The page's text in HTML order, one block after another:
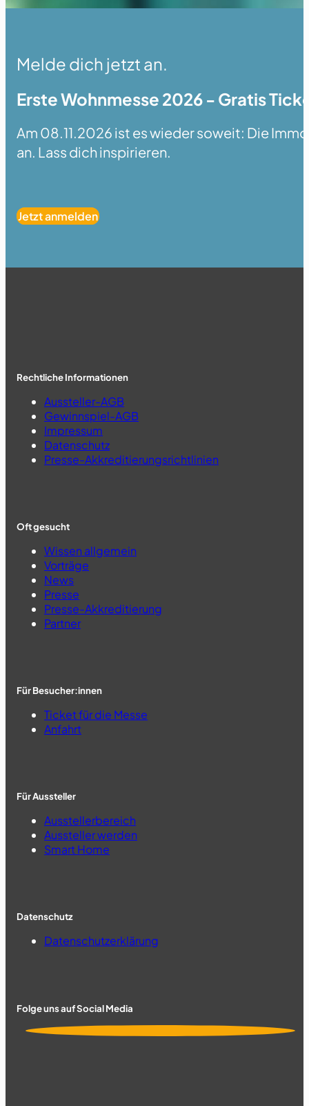
Melde dich jetzt an.
Erste Wohnmesse 2026 - Gratis
Am 08.11.2026 ist es wieder soweit: Die
an. Lass dich inspirieren.
Jetzt anmelden
Rechtliche Informationen
Aussteller-AGB
Gewinnspiel-AGB
Impressum
Datenschutz
Presse-Akkreditierungsrichtlinien
Oft gesucht
Wissen allgemein
Vorträge
News
Presse
Presse-Akkreditierung
Partner
Für Besucher:innen
Ticket für die Messe
Anfahrt
Für Aussteller
Ausstellerbereich
Aussteller werden
Smart Home
Datenschutz
Datenschutzerklärung
Folge uns auf Social Media